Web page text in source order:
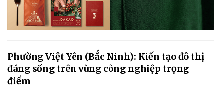
Phường Việt Yên (Bắc Ninh): Kiến tạo đô thị
đáng sống trên vùng công nghiệp trọng
điểm